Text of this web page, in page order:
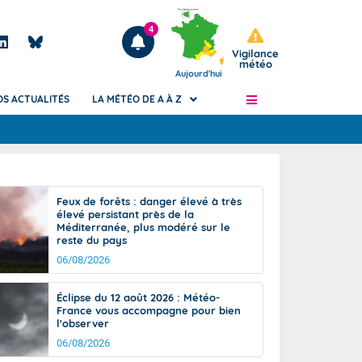
Articles
4
Aujourd'hui
Vigilance
météo
de
Phénomènes dangereux de J+2 à J+7
Avertissement pluies intenses à l'échelle
des communes (Apic)
Bulletins Marine
d'avalanche
Météo des forêts
Vigicrues
ACTUALITÉS LA MÉTÉO DE A À Z
Feux de forêts : danger élevé à très
élevé persistant près de la
Méditerranée, plus modéré sur le
reste du pays
06/08/2026
Éclipse du 12 août 2026 : Météo-
France vous accompagne pour bien
l'observer
06/08/2026